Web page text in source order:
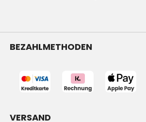
BEZAHLMETHODEN
VERSAND